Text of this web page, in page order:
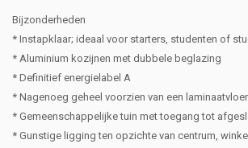
Bijzonderheden
* Instapklaar; ideaal voor starters, studenten of
* Aluminium kozijnen met dubbele beglazing
* Definitief energielabel A
* Nagenoeg geheel voorzien van een laminaatvloer
* Gemeenschappelijke tuin met toegang tot
* Gunstige ligging ten opzichte van centrum,